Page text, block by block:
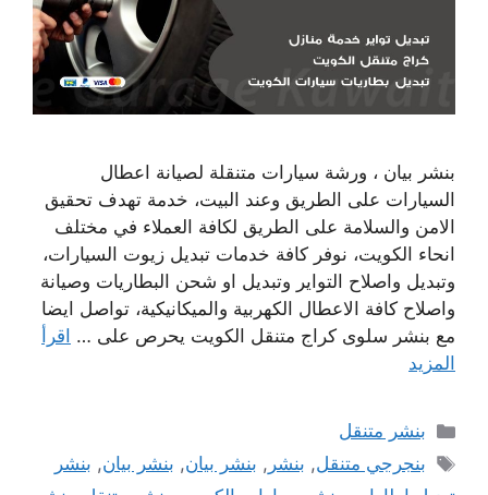
بنشر بيان ، ورشة سيارات متنقلة لصيانة اعطال
السيارات على الطريق وعند البيت، خدمة تهدف تحقيق
الامن والسلامة على الطريق لكافة العملاء في مختلف
انحاء الكويت، نوفر كافة خدمات تبديل زيوت السيارات،
وتبديل واصلاح التواير وتبديل او شحن البطاريات وصيانة
واصلاح كافة الاعطال الكهربية والميكانيكية، تواصل ايضا
مع بنشر سلوى كراج متنقل الكويت يحرص على … اقرأ
المزيد
التصنيفات
بنشر متنقل
الوسوم
بنجرجي متنقل, بنشر , بنشر بيان, بنشر بيان, بنشر